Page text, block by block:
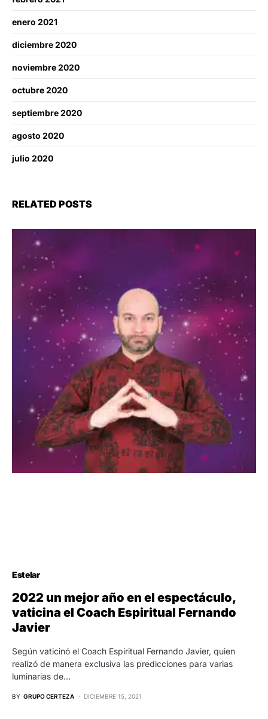
enero 2021
diciembre 2020
noviembre 2020
octubre 2020
septiembre 2020
agosto 2020
julio 2020
RELATED POSTS
Estelar
2022 un mejor año en el espectáculo,
vaticina el Coach Espiritual Fernando
Javier
Según vaticinó el Coach Espiritual Fernando Javier, quien
realizó de manera exclusiva las predicciones para varias
luminarias de…
BY GRUPO CERTEZA DICIEMBRE 15, 2021